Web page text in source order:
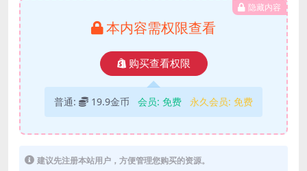
隐藏内容
本内容需权限查看
购买查看权限
普通: 19.9金币 会员: 免费 永久会员: 免费
建议先注册本站用户，方便管理您购买的资源。